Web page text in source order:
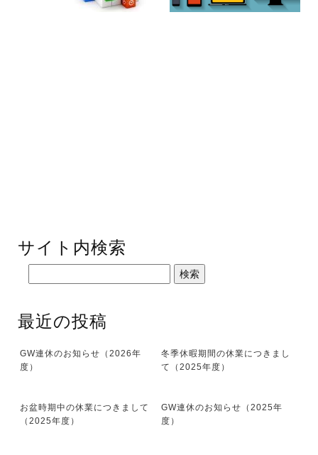
サイト内検索
最近の投稿
GW連休のお知らせ（2026年
度）
冬季休暇期間の休業につきまし
て（2025年度）
お盆時期中の休業につきまして
（2025年度）
GW連休のお知らせ（2025年
度）